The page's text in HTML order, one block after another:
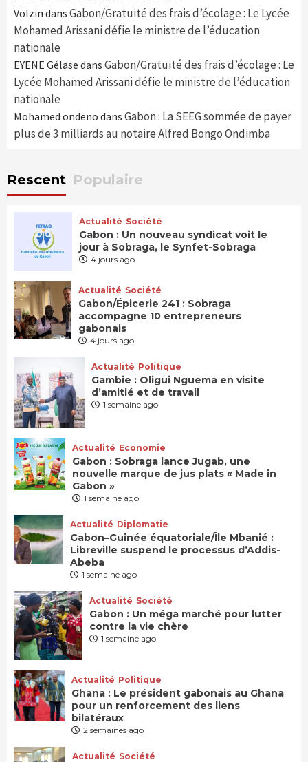
Volzin dans Gabon/Gratuité des frais d’écolage : Le Lycée
Mohamed Arissani défie le ministre de l’éducation
nationale
EYENE Gélase dans Gabon/Gratuité des frais d’écolage : Le
Lycée Mohamed Arissani défie le ministre de l’éducation
nationale
Mohamed ondeno dans Gabon : La SEEG sommée de payer
plus de 3 milliards au notaire Alfred Bongo Ondimba
Rescent Populaire
Actualité Société
Gabon : Un nouveau syndicat voit le
jour à Sobraga, le Synfet-Sobraga
4 jours ago
Actualité Société
Gabon/Épicerie 241 : Sobraga
accompagne 10 entrepreneurs
gabonais
4 jours ago
Actualité Politique
Gambie : Oligui Nguema en visite
d’amitié et de travail
1 semaine ago
Actualité Economie
Gabon : Sobraga lance Jugab, une
nouvelle marque de jus plats « Made in
Gabon »
1 semaine ago
Actualité Diplomatie
Gabon–Guinée équatoriale/Île Mbanié :
Libreville suspend le processus d’Addis-
Abeba
1 semaine ago
Actualité Société
Gabon : Un méga marché pour lutter
contre la vie chère
1 semaine ago
Actualité Politique
Ghana : Le président gabonais au Ghana
pour un renforcement des liens
bilatéraux
2 semaines ago
Actualité Société